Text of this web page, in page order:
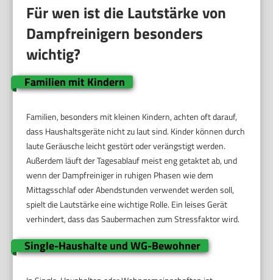
Für wen ist die Lautstärke von
Dampfreinigern besonders
wichtig?
Familien mit Kindern
Familien, besonders mit kleinen Kindern, achten oft darauf,
dass Haushaltsgeräte nicht zu laut sind. Kinder können durch
laute Geräusche leicht gestört oder verängstigt werden.
Außerdem läuft der Tagesablauf meist eng getaktet ab, und
wenn der Dampfreiniger in ruhigen Phasen wie dem
Mittagsschlaf oder Abendstunden verwendet werden soll,
spielt die Lautstärke eine wichtige Rolle. Ein leises Gerät
verhindert, dass das Saubermachen zum Stressfaktor wird.
Single-Haushalte und WG-Bewohner